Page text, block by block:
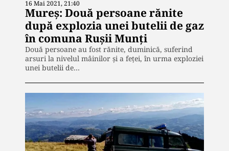
16 Mai 2021, 21:40
Mureș: Două persoane rănite
după explozia unei butelii de gaz
în comuna Rușii Munți
Două persoane au fost rănite, duminică, suferind
arsuri la nivelul mâinilor şi a feţei, în urma exploziei
unei butelii de…